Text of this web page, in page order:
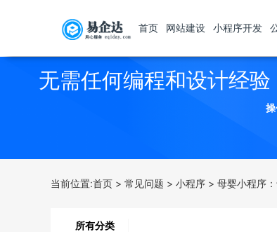
首页 网站建设 小程序开发
无需任何编程和设计经
操
当前位置:首页 > 常见问题 > 小程序 > 母婴小程序
所有分类